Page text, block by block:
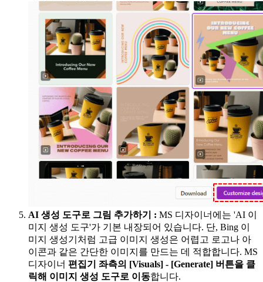
AI 생성 도구로 그림 추가하기 : MS 디자이너에는 'AI 이
미지 생성 도구'가 기본 내장되어 있습니다. 단, Bing 이
미지 생성기처럼 고급 이미지 생성은 어렵고 로고나 아
이콘과 같은 간단한 이미지를 만드는 데 적합합니다. MS
디자이너 편집기 좌측의 [Visuals] - [Generate] 버튼을 클
릭해 이미지 생성 도구로 이동합니다.